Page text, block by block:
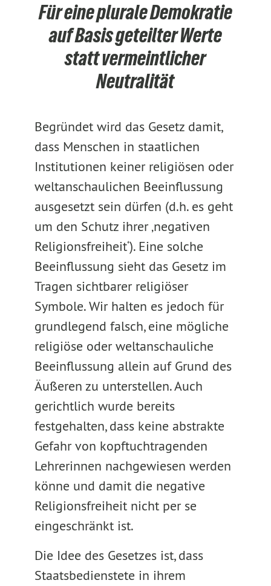
Für eine plurale Demokratie
auf Basis geteilter Werte
statt vermeintlicher
Neutralität
Begründet wird das Gesetz damit,
dass Menschen in staatlichen
Institutionen keiner religiösen oder
weltanschaulichen Beeinflussung
ausgesetzt sein dürfen (d.h. es geht
um den Schutz ihrer ‚negativen
Religionsfreiheit‘). Eine solche
Beeinflussung sieht das Gesetz im
Tragen sichtbarer religiöser
Symbole. Wir halten es jedoch für
grundlegend falsch, eine mögliche
religiöse oder weltanschauliche
Beeinflussung allein auf Grund des
Äußeren zu unterstellen. Auch
gerichtlich wurde bereits
festgehalten, dass keine abstrakte
Gefahr von kopftuchtragenden
Lehrerinnen nachgewiesen werden
könne und damit die negative
Religionsfreiheit nicht per se
eingeschränkt ist.
Die Idee des Gesetzes ist, dass
Staatsbedienstete in ihrem